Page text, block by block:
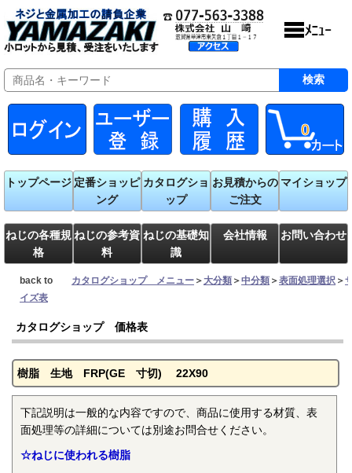
0
トップページ 定番ショッピ
ング
カタログショ
ップ
お見積からの
ご注文
マイショップ
ねじの各種規
格
ねじの参考資
料
ねじの基礎知
識
会社情報 お問い合わせ
back to カタログショップ メニュー ＞大分類 ＞中分類 ＞表面処理選択 ＞
イズ表
カタログショップ 価格表
樹脂 生地 FRP(GE 寸切) 22X90
下記説明は一般的な内容ですので、商品に使用する材質、表
面処理等の詳細については別途お問合せください。
☆ねじに使われる樹脂